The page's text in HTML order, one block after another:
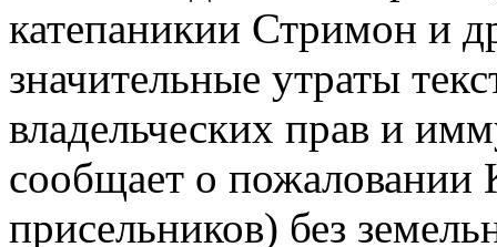
катепаникии Стримон и
значительные утраты
владельческих прав и
сообщает о
присельников) без